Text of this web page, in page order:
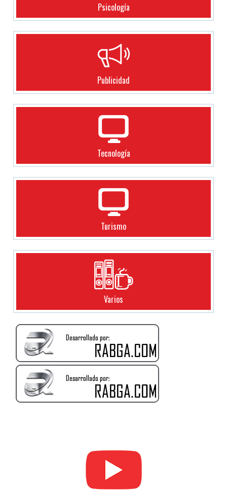
Psicología
Publicidad
Tecnología
Turismo
Varios